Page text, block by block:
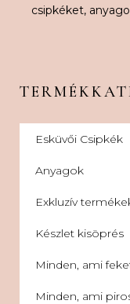
csipkéket,
Esküvői Csipkék
Anyagok
Exkluzív
Készlet kisöprés
Minden, ami
Minden, ami